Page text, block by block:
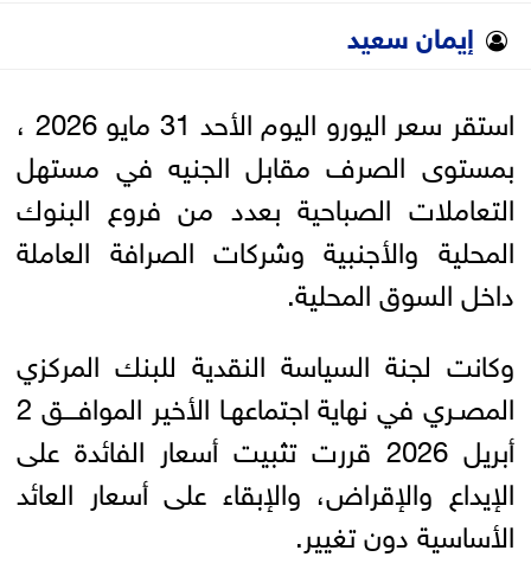
إيمان سعيد
استقر سعر اليورو اليوم الأحد 31 مايو 2026 ،
بمستوى الصرف مقابل الجنيه في مستهل
التعاملات الصباحية بعدد من فروع البنوك
المحلية والأجنبية وشركات الصرافة العاملة
داخل السوق المحلية.
وكانت لجنة السياسة النقدية للبنك المركزي
المصـري في نهاية اجتماعهـا الأخير الموافـــق 2
أبريل 2026 قررت تثبيت أسعار الفائدة على
الإيداع والإقراض، والإبقاء على أسعار العائد
الأساسية دون تغيير.